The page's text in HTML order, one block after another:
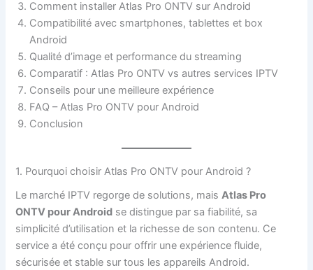
Comment installer Atlas Pro ONTV sur Android
Compatibilité avec smartphones, tablettes et box
Android
Qualité d’image et performance du streaming
Comparatif : Atlas Pro ONTV vs autres services IPTV
Conseils pour une meilleure expérience
FAQ – Atlas Pro ONTV pour Android
Conclusion
1. Pourquoi choisir Atlas Pro ONTV pour Android ?
Le marché IPTV regorge de solutions, maisAtlas Pro
ONTV pour Android se distingue par sa fiabilité, sa
simplicité d’utilisation et la richesse de son contenu. Ce
service a été conçu pour offrir une expérience fluide,
sécurisée et stable sur tous les appareils Android.